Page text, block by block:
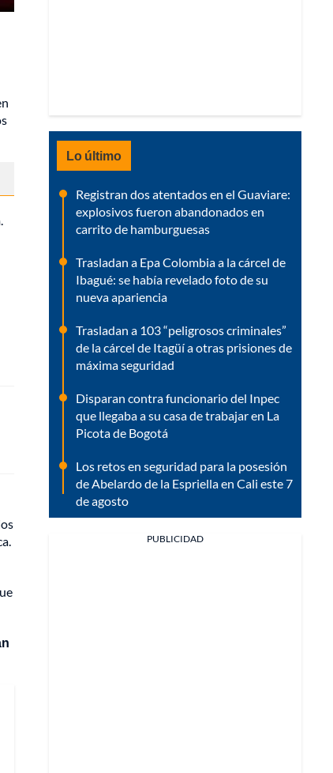
Lo último
Registran dos atentados en el Guaviare:
explosivos fueron abandonados en
carrito de hamburguesas
Trasladan a Epa Colombia a la cárcel de
Ibagué: se había revelado foto de su
nueva apariencia
Trasladan a 103 “peligrosos criminales”
de la cárcel de Itagüí a otras prisiones de
máxima seguridad
Disparan contra funcionario del Inpec
que llegaba a su casa de trabajar en La
Picota de Bogotá
Los retos en seguridad para la posesión
de Abelardo de la Espriella en Cali este 7
de agosto
PUBLICIDAD